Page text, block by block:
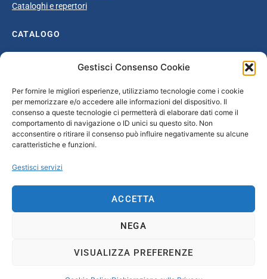
Gestisci Consenso Cookie
Per fornire le migliori esperienze, utilizziamo tecnologie come i cookie
per memorizzare e/o accedere alle informazioni del dispositivo. Il
consenso a queste tecnologie ci permetterà di elaborare dati come il
comportamento di navigazione o ID unici su questo sito. Non
acconsentire o ritirare il consenso può influire negativamente su alcune
caratteristiche e funzioni.
Gestisci servizi
ACCETTA
NEGA
VISUALIZZA PREFERENZE
Cataloghi e repertori
CATALOGO
Catalogo completo
Età giolittiana
Grande Guerra e dopoguerra
Fascismo
Repubblica Sociale Italiana
CONTATTI